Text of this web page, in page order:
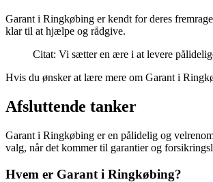
Garant i Ringkøbing er kendt for deres
klar til at hjælpe og rådgive.
Citat: Vi sætter en ære i at levere
Hvis du ønsker at lære mere om Garant i
Afsluttende tanker
Garant i Ringkøbing er en pålidelig og
valg, når det kommer til garantier og
Hvem er Garant i Ringkøbing?